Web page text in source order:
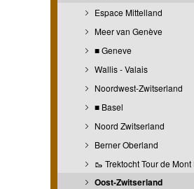
Espace Mittelland
Meer van Genève
■ Geneve
Wallis - Valais
Noordwest-Zwitserland
■ Basel
Noord Zwitserland
Berner Oberland
🥾 Trektocht Tour de Mont
Oost-Zwitserland